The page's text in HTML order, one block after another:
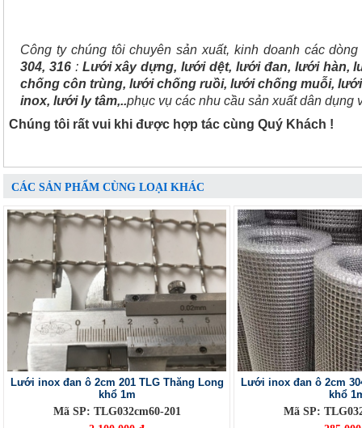
Công ty chúng tôi chuyên sản xuất, kinh doanh các
304, 316 :Lưới xây dựng, lưới dệt, lưới đan, lưới hàn,
chống côn trùng, lưới chống ruồi, lưới chống muỗi,
inox, lưới ly tâm,..phục vụ các nhu cầu sản xuất dân dụng
Chúng tôi rất vui khi được hợp tác cùng Quý Khách !
CÁC SẢN PHẨM CÙNG LOẠI KHÁC
Lưới inox đan ô 2cm 201 TLG Thăng Long
khổ 1m
Mã SP: TLG032cm60-201
Lưới inox đan ô 2cm
khổ
Mã SP: